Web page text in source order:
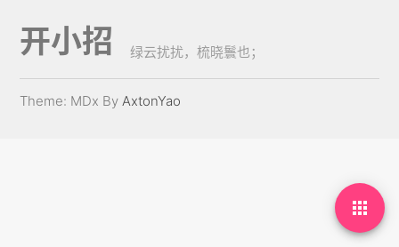

开小招 绿云扰扰，梳晓鬟也；
Theme: MDx ByAxtonYao